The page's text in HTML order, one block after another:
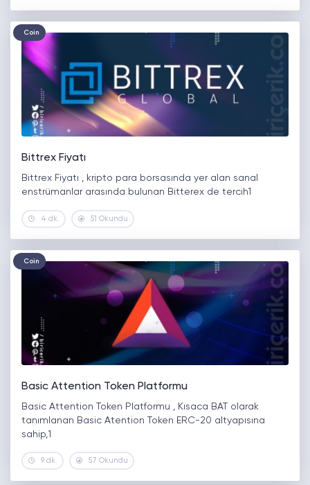
Coin
Bittrex Fiyatı
Bittrex Fiyatı , kripto para borsasında yer alan sanal
enstrümanlar arasında bulunan Bitterex de tercih1
4 dk. 51 Okundu
Coin
Basic Attention Token Platformu
Basic Attention Token Platformu , Kısaca BAT olarak
tanımlanan Basic Atention Token ERC-20 altyapısına
sahip,1
9 dk. 57 Okundu